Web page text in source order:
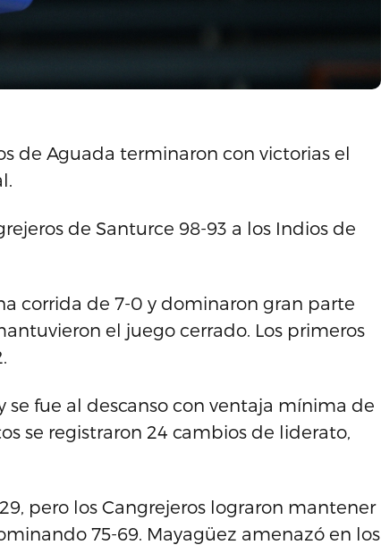
de Aguada terminaron con victorias el
de Santurce 98-93 a los Indios de
corrida de 7-0 y dominaron gran parte
el juego cerrado. Los primeros
fue al descanso con ventaja mínima de
se registraron 24 cambios de liderato,
pero los Cangrejeros lograron mantener
75-69. Mayagüez amenazó en los